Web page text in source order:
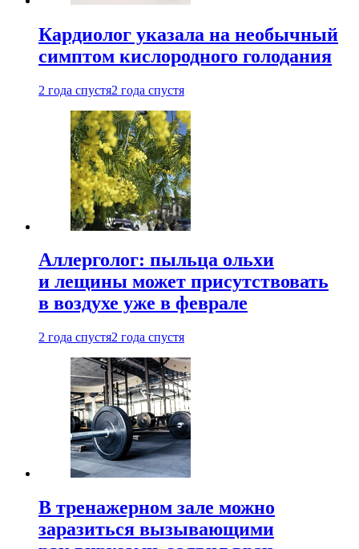
Кардиолог указала на необычный
симптом кислородного голодания
2 года спустя2 года спустя
Аллерголог: пыльца ольхи
и лещины может присутствовать
в воздухе уже в феврале
2 года спустя2 года спустя
В тренажерном зале можно
заразиться вызывающими